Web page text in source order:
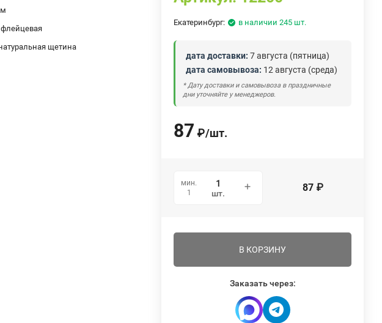
щетина
Екатеринбург: в наличии 245 шт.
дата доставки: 7 августа (пятница)
дата самовывоза: 12 августа (среда)
* Дату доставки и самовывоза в праздничные
дни уточняйте у менеджеров.
87 ₽/шт.
мин.
1
шт. 87 ₽
В КОРЗИНУ
Заказать через: